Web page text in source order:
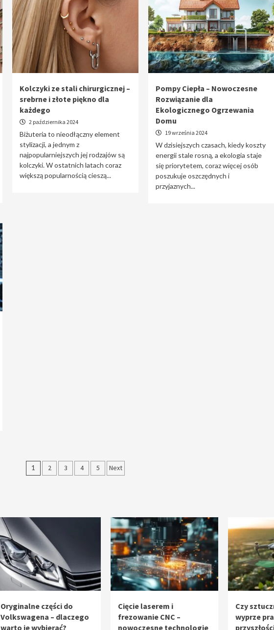
Kolczyki ze stali chirurgicznej –
srebrne i złote piękno dla
każdego
2 października 2024
Biżuteria to nieodłączny element
stylizacji, a jednym z
najpopularniejszych jej rodzajów są
kolczyki. W ostatnich latach coraz
większą popularnością cieszą...
Pompy Ciepła – Nowoczesne
Rozwiązanie dla
Ekologicznego Ogrzewania
Domu
19 września 2024
W dzisiejszych czasach, kiedy koszty
energii stale rosną, a ekologia staje
się priorytetem, coraz więcej osób
poszukuje oszczędnych i
przyjaznych...
Stronicowanie
1 2 3 4 5 Next
Oryginalne części do
Volkswagena – dlaczego
warto je wybierać?
Cięcie laserem i
frezowanie CNC –
nowoczesne technologie
Czy
wyprze